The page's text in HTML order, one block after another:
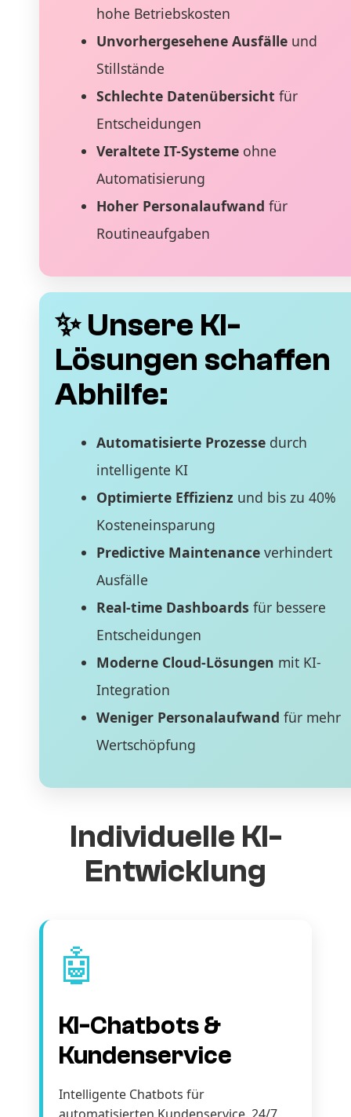
hohe Betriebskosten
Unvorhergesehene Ausfälleund
Stillstände
Schlechte Datenübersicht für
Entscheidungen
Veraltete IT-Systemeohne
Automatisierung
Hoher Personalaufwand für
Routineaufgaben
✨ Unsere KI-
Lösungen schaffen
Abhilfe:
Automatisierte Prozessedurch
intelligente KI
Optimierte Effizienz und bis zu 40%
Kosteneinsparung
Predictive Maintenanceverhindert
Ausfälle
Real-time Dashboards für bessere
Entscheidungen
Moderne Cloud-Lösungen mit KI-
Integration
Weniger Personalaufwand für mehr
Wertschöpfung
Individuelle KI-
Entwicklung
🤖
KI-Chatbots &
Kundenservice
Intelligente Chatbots für